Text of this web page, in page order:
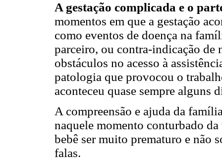
A gestação complicada e o
momentos em que a gestação
como eventos de doença na
parceiro, ou contra-indicação de
obstáculos no acesso à
patologia que provocou o
aconteceu quase sempre alguns
A compreensão e ajuda da
naquele momento conturbado
bebê ser muito prematuro e não
falas.